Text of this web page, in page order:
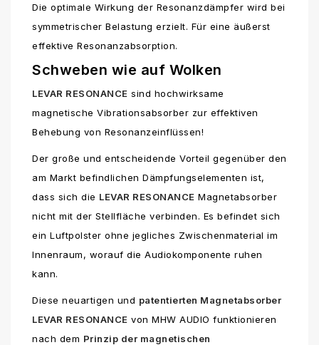
Die optimale Wirkung der Resonanzdämpfer wird bei
symmetrischer Belastung erzielt. Für eine äußerst
effektive Resonanzabsorption.
Schweben wie auf Wolken
LEVAR RESONANCE sind hochwirksame
magnetische Vibrationsabsorber zur effektiven
Behebung von Resonanzeinflüssen!
Der große und entscheidende Vorteil gegenüber den
am Markt befindlichen Dämpfungselementen ist,
dass sich die LEVAR RESONANCE Magnetabsorber
nicht mit der Stellfläche verbinden. Es befindet sich
ein Luftpolster ohne jegliches Zwischenmaterial im
Innenraum, worauf die Audiokomponente ruhen
kann.
Diese neuartigen und patentierten Magnetabsorber
LEVAR RESONANCE von MHW AUDIO funktionieren
nach dem Prinzip der magnetischen